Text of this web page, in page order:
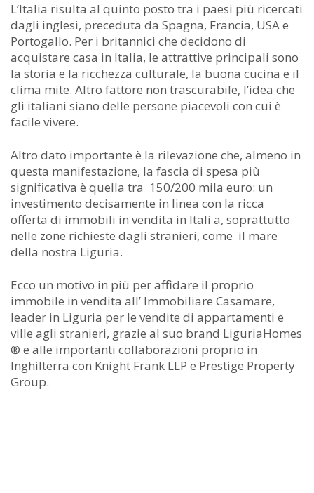
L’Italia risulta al quinto posto tra i paesi più ricercati
dagli inglesi, preceduta da Spagna, Francia, USA e
Portogallo. Per i britannici che decidono di
acquistare casa in Italia, le attrattive principali sono
la storia e la ricchezza culturale, la buona cucina e il
clima mite. Altro fattore non trascurabile, l’idea che
gli italiani siano delle persone piacevoli con cui è
facile vivere.
Altro dato importante è la rilevazione che, almeno in
questa manifestazione, la fascia di spesa più
significativa è quella tra 150/200 mila euro: un
investimento decisamente in linea con la ricca
offerta di immobili in vendita in Itali a, soprattutto
nelle zone richieste dagli stranieri, come il mare
della nostra Liguria.
Ecco un motivo in più per affidare il proprio
immobile in vendita all’ Immobiliare Casamare,
leader in Liguria per le vendite di appartamenti e
ville agli stranieri, grazie al suo brand LiguriaHomes
® e alle importanti collaborazioni proprio in
Inghilterra con Knight Frank LLP e Prestige Property
Group.